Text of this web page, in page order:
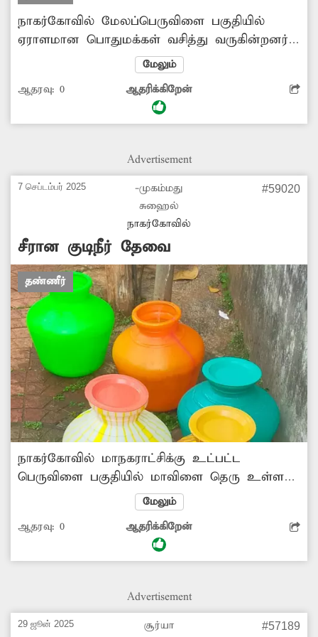
நாகர்கோவில் மேலப்பெருவிளை பகுதியில்
ஏராளமான பொதுமக்கள் வசித்து வருகின்றனர்.
இந்த பகுதியில் குடிநீர் சீரான முறையில்
வினியோகம் செய்யப்படுவதில்லை. இதனால்
அந்த பகுதியில் வசிக்கும் பொதுமக்கள் பெரும்
சிரமத்துக்குள்ளாகி வருகின்றனர். எனவே,
குடிநீர் வினியோகம் செய்ய அதிகாரிகள்
நடவடிக்கை எடுக்க வேண்டும்.
மேலும்
ஆதரவு: 0 ஆதரிக்கிறேன்
Advertisement
7 செப்டம்பர் 2025
-முகம்மது
சுஹைல்
நாகர்கோவில்
#59020
சீரான குடிநீர் தேவை
தண்ணீர்
நாகர்கோவில் மாநகராட்சிக்கு உட்பட்ட
பெருவிளை பகுதியில் மாவிளை தெரு உள்ளது.
இந்த தெருவில் சுமார் 25-க்கும் மேற்பட்ட
குடும்பத்தினர் வசித்து வருகின்றனர். இந்த
தெருவில் மாநகராட்சியில் இருந்து
வினியோகிக்கப்படும் குடிநீர் சீரான முறையில்
குழாயில் மிகவும் குறைவாக வடிகிறது. இதனால்
மணிநேரத்தை செலவிட வேண்டிய நிலைக்கு
மேலும்
ஆதரவு: 0 ஆதரிக்கிறேன்
Advertisement
29 ஜூன் 2025 சூர்யா #57189